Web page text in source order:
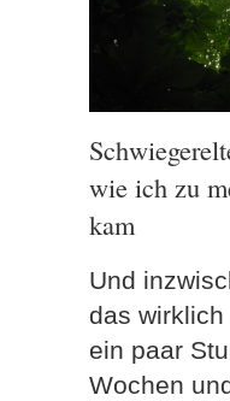
wie ich zu
kam
Und
das
ein paar
Wochen